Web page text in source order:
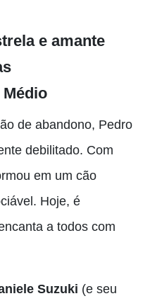
e amante
de abandono, Pedro
debilitado. Com
em um cão
Hoje, é
a todos com
Suzuki (e seu